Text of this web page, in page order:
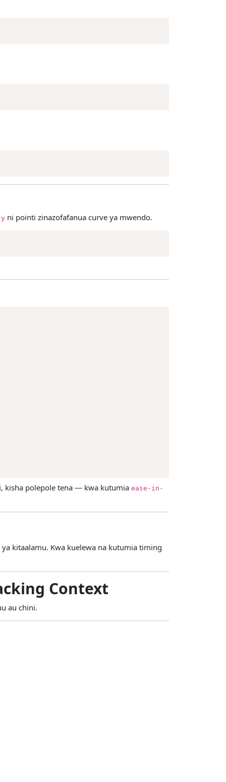
y ni pointi zinazofafanua curve ya mwendo.
kisha polepole tena — kwa kutumiaease-in-
kitaalamu. Kwa kuelewa na kutumia timing
Context
au chini.